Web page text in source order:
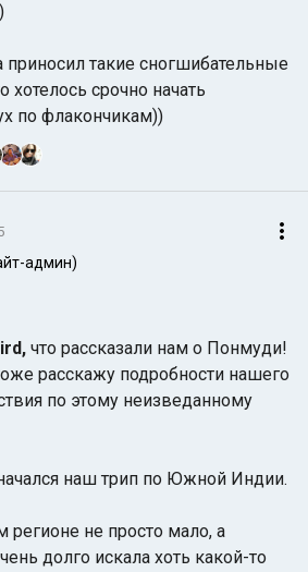
такие сногшибательные
хотелось срочно начать
по флакончикам))
админ)
что рассказали нам о Понмуди!
расскажу подробности нашего
по этому неизведанному
наш трип по Южной Индии.
не просто мало, а
долго искала хоть какой-то